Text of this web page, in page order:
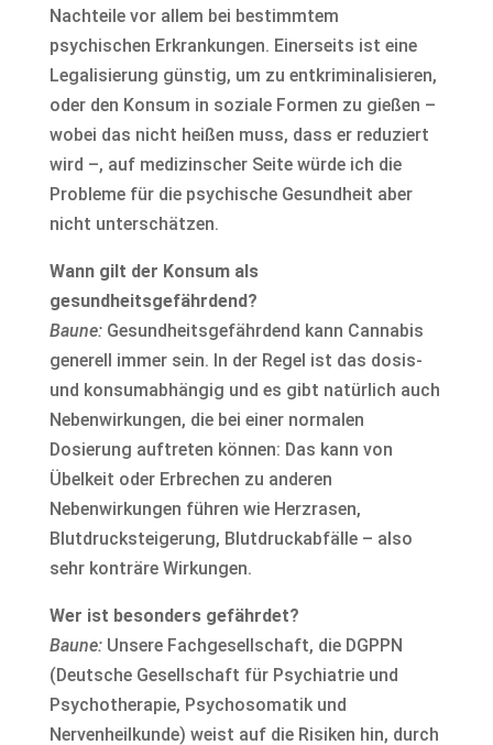
Nachteile vor allem bei bestimmtem
psychischen Erkrankungen. Einerseits ist eine
Legalisierung günstig, um zu entkriminalisieren,
oder den Konsum in soziale Formen zu gießen –
wobei das nicht heißen muss, dass er reduziert
wird –, auf medizinscher Seite würde ich die
Probleme für die psychische Gesundheit aber
nicht unterschätzen.
Wann gilt der Konsum als
gesundheitsgefährdend?
Baune:Gesundheitsgefährdend kann Cannabis
generell immer sein. In der Regel ist das dosis-
und konsumabhängig und es gibt natürlich auch
Nebenwirkungen, die bei einer normalen
Dosierung auftreten können: Das kann von
Übelkeit oder Erbrechen zu anderen
Nebenwirkungen führen wie Herzrasen,
Blutdrucksteigerung, Blutdruckabfälle – also
sehr konträre Wirkungen.
Wer ist besonders gefährdet?
Baune:Unsere Fachgesellschaft, die DGPPN
(Deutsche Gesellschaft für Psychiatrie und
Psychotherapie, Psychosomatik und
Nervenheilkunde) weist auf die Risiken hin, durch